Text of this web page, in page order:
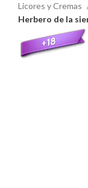
Licores y Cremas
Herbero de la